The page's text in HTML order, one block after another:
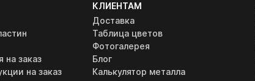
на заказ
на заказ
КЛИЕНТАМ
Доставка
Таблица цветов
Фотогалерея
Блог
Калькулятор металла